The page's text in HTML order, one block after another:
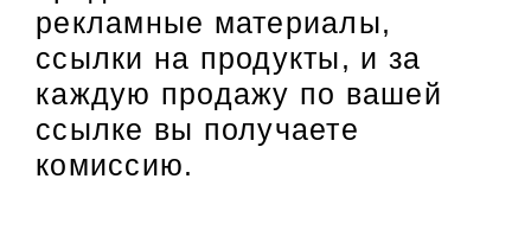
рекламные материалы,
ссылки на продукты, и за
каждую продажу по вашей
ссылке вы получаете
комиссию.